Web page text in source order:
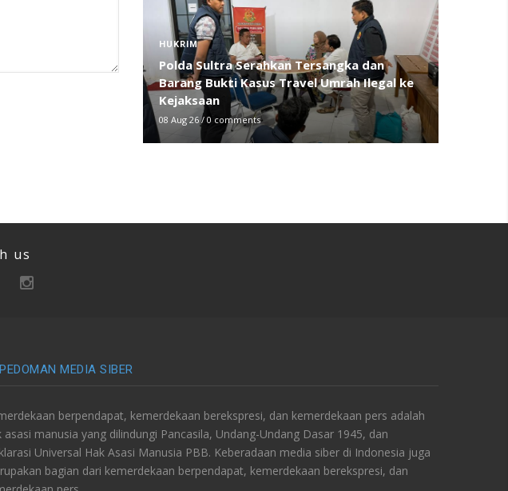
HUKRIM
Polda Sultra Serahkan Tersangka dan
Barang Bukti Kasus Travel Umrah Ilegal ke
Kejaksaan
08 Aug 26/ 0 comments
us
PEDOMAN MEDIA SIBER
berpendapat, kemerdekaan berekspresi, dan kemerdekaan pers adalah
asasi manusia yang dilindungi Pancasila, Undang-Undang Dasar 1945, dan
Universal Hak Asasi Manusia PBB. Keberadaan media siber di Indonesia juga
bagian dari kemerdekaan berpendapat, kemerdekaan berekspresi, dan